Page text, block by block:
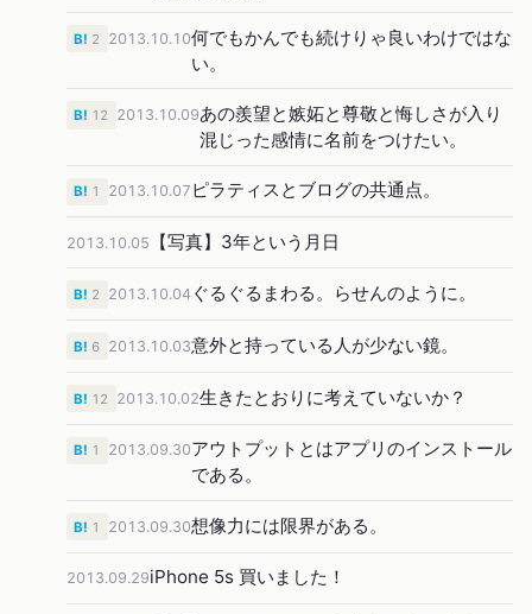
2013.10.10何でもかんでも続けりゃ良いわけではな
い。
B! 2
2013.10.09あの羨望と嫉妬と尊敬と悔しさが入り
混じった感情に名前をつけたい。
B! 12
2013.10.07 ピラティスとブログの共通点。
B! 1
2013.10.05 【写真】3年という月日
2013.10.04 ぐるぐるまわる。らせんのように。
B! 2
2013.10.03意外と持っている人が少ない鏡。
B! 6
2013.10.02生きたとおりに考えていないか？
B! 12
2013.09.30アウトプットとはアプリのインストール
である。
B! 1
2013.09.30想像力には限界がある。
B! 1
2013.09.29iPhone 5s 買いました！